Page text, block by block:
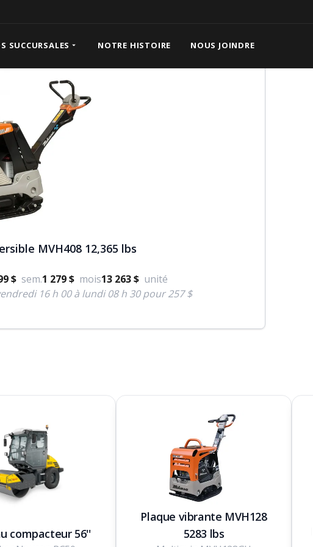
SUCCURSALES NOTRE HISTOIRE NOUS JOINDRE
MVH408 12,365 lbs
$ sem.1 279 $ mois13 263 $ unité
16 h 00 à lundi 08 h 30 pour 257 $
compacteur 56''
Plaque vibrante MVH128
5283 lbs